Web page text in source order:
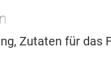
Zutaten für das